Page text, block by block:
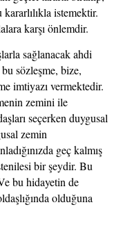
istemektir.
karşı önlemdir.
sağlanacak ahdi
bu sözleşme, bize,
imtiyazı vermektedir.
zemini ile
seçerken duygusal
zemin
geç kalmış
bir şeydir. Bu
bu hidayetin de
olduğuna